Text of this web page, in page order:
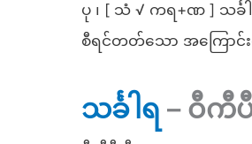
ပု ၊ [ သံ √ ကရ+ဏ ] သင်္ခါရ
စီရင်တတ်သော အကြောင်းတ
သင်္ခါရ – ဝီကီပီ